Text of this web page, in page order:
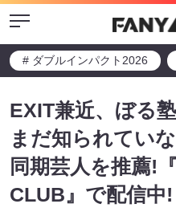
Menu
# ダブルインパクト2026
EXIT兼近、ぼる
まだ知られてい
同期芸人を推薦!
CLUB』で配信中!